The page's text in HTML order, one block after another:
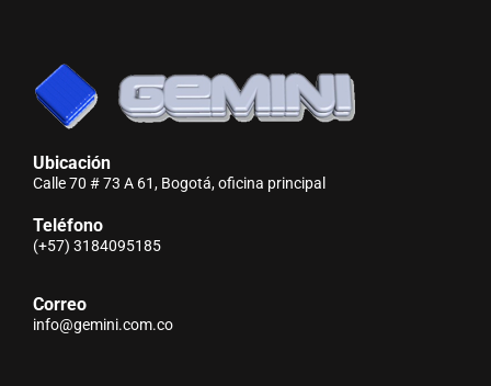
Ubicación
Calle 70 # 73 A 61, Bogotá, oficina principal
Teléfono
(+57) 3184095185
Correo
info@gemini.com.co